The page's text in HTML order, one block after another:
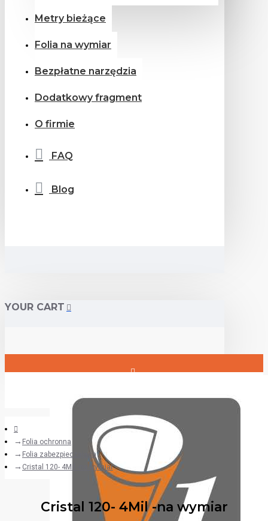
Metry bieżące
Folia na wymiar
Bezpłatne narzędzia
Dodatkowy fragment
O firmie
FAQ
Blog
YOUR CART
Register
Folia ochronna
Folia zabezpieczająca
Cristal 120- 4Mil -na wymiar
Cristal 120- 4Mil -na wymiar